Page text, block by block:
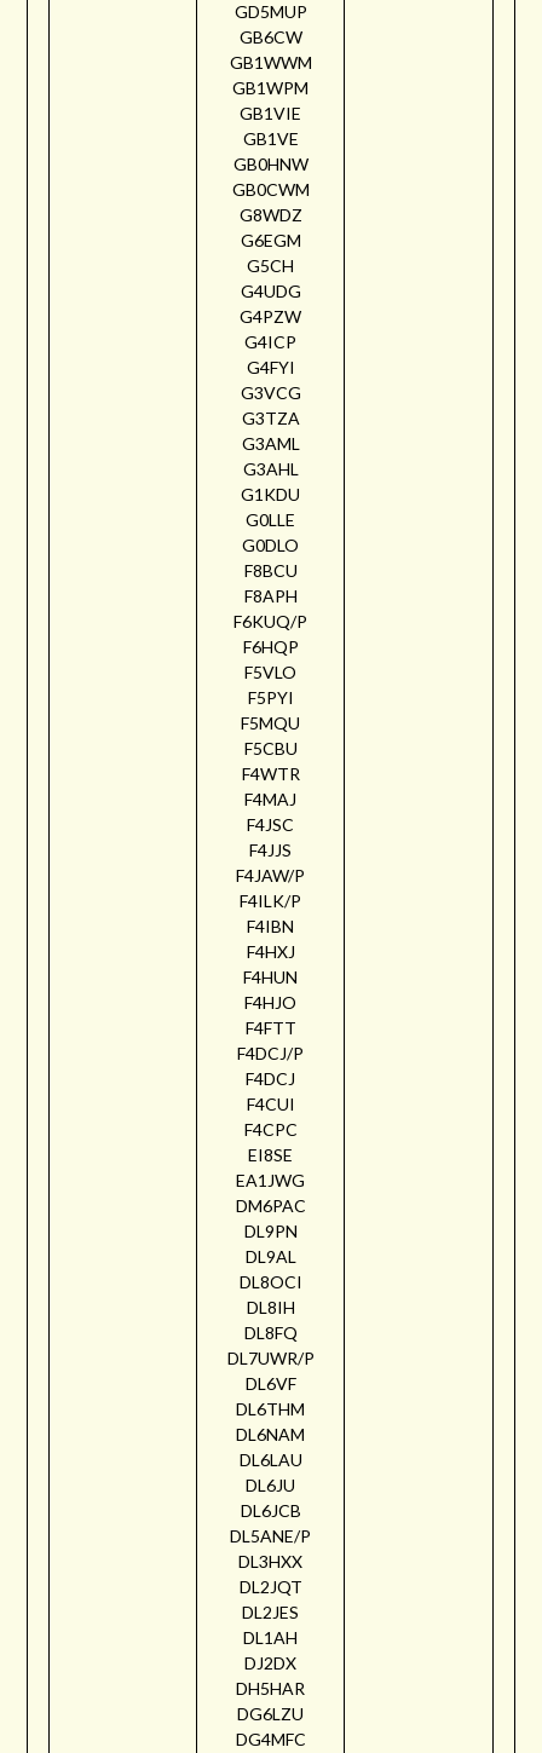
GD5MUP
GB6CW
GB1WWM
GB1WPM
GB1VIE
GB1VE
GB0HNW
GB0CWM
G8WDZ
G6EGM
G5CH
G4UDG
G4PZW
G4ICP
G4FYI
G3VCG
G3TZA
G3AML
G3AHL
G1KDU
G0LLE
G0DLO
F8BCU
F8APH
F6KUQ/P
F6HQP
F5VLO
F5PYI
F5MQU
F5CBU
F4WTR
F4MAJ
F4JSC
F4JJS
F4JAW/P
F4ILK/P
F4IBN
F4HXJ
F4HUN
F4HJO
F4FTT
F4DCJ/P
F4DCJ
F4CUI
F4CPC
EI8SE
EA1JWG
DM6PAC
DL9PN
DL9AL
DL8OCI
DL8IH
DL8FQ
DL7UWR/P
DL6VF
DL6THM
DL6NAM
DL6LAU
DL6JU
DL6JCB
DL5ANE/P
DL3HXX
DL2JQT
DL2JES
DL1AH
DJ2DX
DH5HAR
DG6LZU
DG4MFC